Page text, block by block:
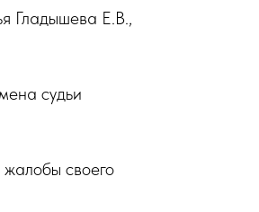
Гладышева Е.В.,
судьи
своего